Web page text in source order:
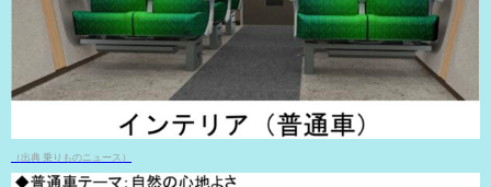
（出典 乗りものニュース）